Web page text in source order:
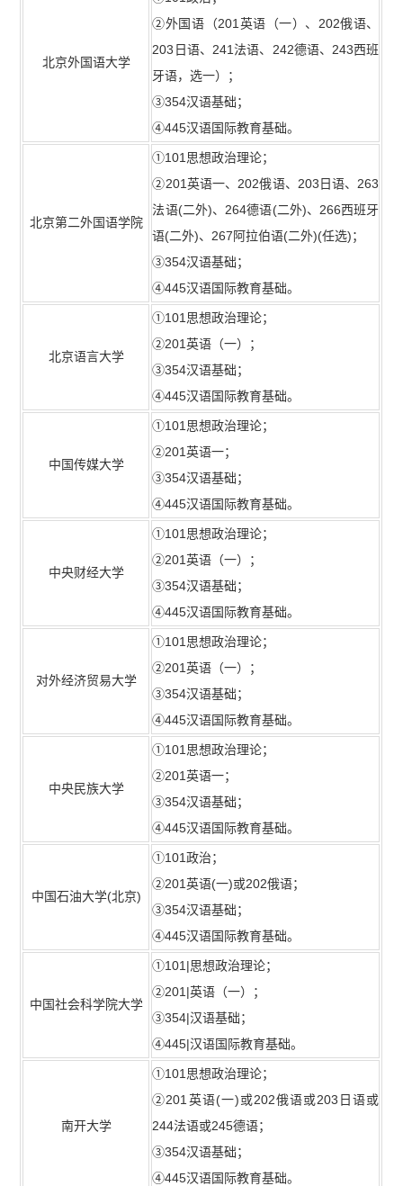
北京外国语大学
②外国语（201英语（一）、202俄语、
203日语、241法语、242德语、243西班
牙语，选一）；
③354汉语基础；
④445汉语国际教育基础。
北京第二外国语学院
①101思想政治理论；
②201英语一、202俄语、203日语、263
法语(二外)、264德语(二外)、266西班牙
语(二外)、267阿拉伯语(二外)(任选)；
③354汉语基础；
④445汉语国际教育基础。
北京语言大学
①101思想政治理论；
②201英语（一）；
③354汉语基础；
④445汉语国际教育基础。
中国传媒大学
①101思想政治理论；
②201英语一；
③354汉语基础；
④445汉语国际教育基础。
中央财经大学
①101思想政治理论；
②201英语（一）；
③354汉语基础；
④445汉语国际教育基础。
对外经济贸易大学
①101思想政治理论；
②201英语（一）；
③354汉语基础；
④445汉语国际教育基础。
中央民族大学
①101思想政治理论；
②201英语一；
③354汉语基础；
④445汉语国际教育基础。
中国石油大学(北京)
①101政治；
②201英语(一)或202俄语；
③354汉语基础；
④445汉语国际教育基础。
中国社会科学院大学
①101|思想政治理论；
②201|英语（一）；
③354|汉语基础；
④445|汉语国际教育基础。
南开大学
①101思想政治理论；
②201英语(一)或202俄语或203日语或
244法语或245德语；
③354汉语基础；
④445汉语国际教育基础。